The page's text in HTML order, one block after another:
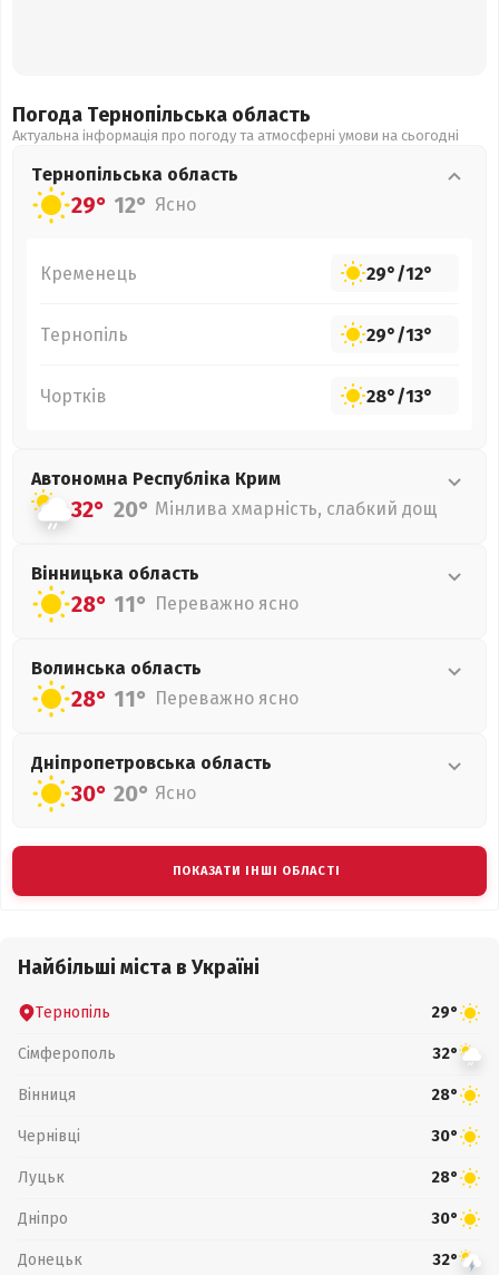
Погода Тернопільська область
Актуальна інформація про погоду та атмосферні умови на сьогодні
Тернопільська область
29° 12° Ясно
Кременець 29°/12°
Тернопіль 29°/13°
Чортків 28°/13°
Автономна Республіка Крим
32° 20° Мінлива хмарність, слабкий дощ
Вінницька область
28° 11° Переважно ясно
Волинська область
28° 11° Переважно ясно
Дніпропетровська область
30° 20° Ясно
ПОКАЗАТИ ІНШІ ОБЛАСТІ
Найбільші міста в Україні
Тернопіль 29°
Сімферополь 32°
Вінниця 28°
Чернівці 30°
Луцьк 28°
Дніпро 30°
Донецьк 32°